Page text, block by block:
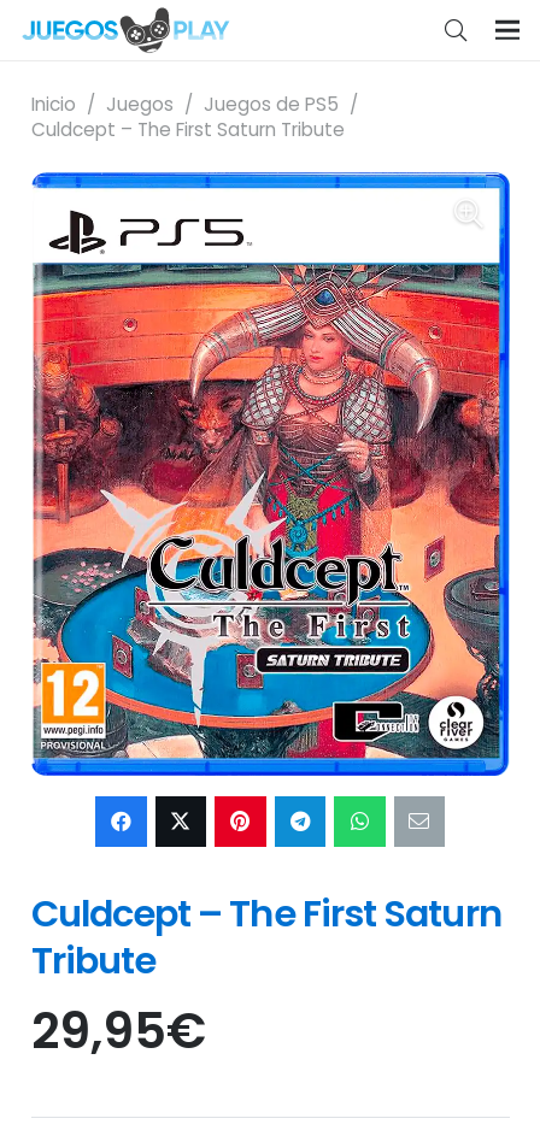
Inicio / Juegos / Juegos de PS5 /
Culdcept – The First Saturn Tribute
Culdcept – The First Saturn
Tribute
29,95€